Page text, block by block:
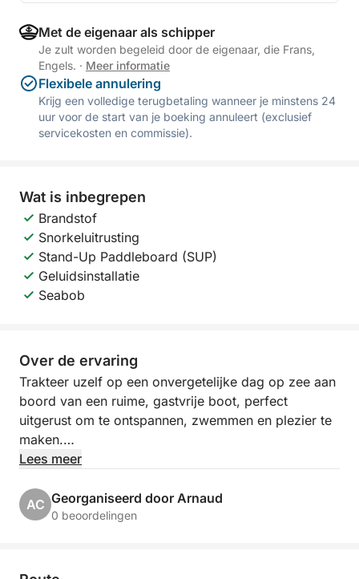
Met de eigenaar als schipper
Je zult worden begeleid door de eigenaar, die Frans,
Engels. · Meer informatie
Flexibele annulering
Krijg een volledige terugbetaling wanneer je minstens 24
uur voor de start van je boeking annuleert (exclusief
servicekosten en commissie).
Wat is inbegrepen
Brandstof
Snorkeluitrusting
Stand-Up Paddleboard (SUP)
Geluidsinstallatie
Seabob
Over de ervaring
Trakteer uzelf op een onvergetelijke dag op zee aan
boord van een ruime, gastvrije boot, perfect
uitgerust om te ontspannen, zwemmen en plezier te
maken.
verken het turquoise water van de Côte d'Azur,
tussen verborgen baaien, verfrissende
Lees meer
AC Georganiseerd door Arnaud
0 beoordelingen